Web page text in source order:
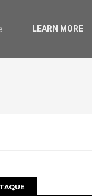
LEARN MORE